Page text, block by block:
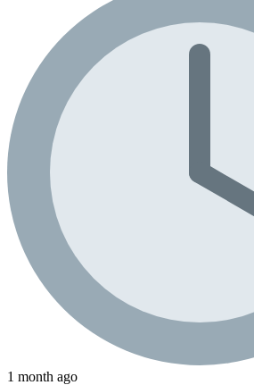
1 month ago